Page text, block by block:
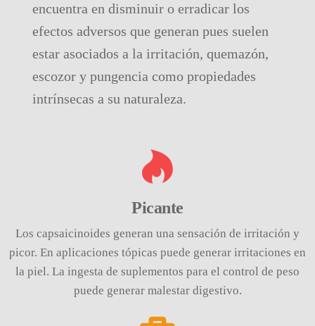
encuentra en disminuir o erradicar los
efectos adversos que generan pues suelen
estar asociados a la irritación, quemazón,
escozor y pungencia como propiedades
intrínsecas a su naturaleza.
Picante
Los capsaicinoides generan una sensación de irritación y
picor. En aplicaciones tópicas puede generar irritaciones en
la piel. La ingesta de suplementos para el control de peso
puede generar malestar digestivo.